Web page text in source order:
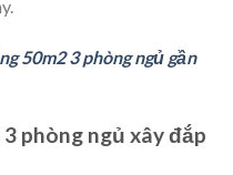
50m2 3 phòng ngủ gần
phòng ngủ xây đắp